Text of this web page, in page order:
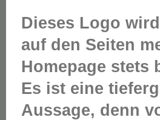
Dieses Logo
auf den Seiten
Homepage stets
Es ist eine
Aussage, denn